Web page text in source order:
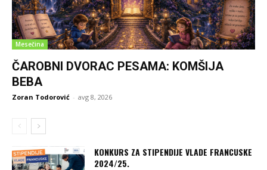
Mesečina
ČAROBNI DVORAC PESAMA: KOMŠIJA
BEBA
Zoran Todorović - avg 8, 2026
KONKURS ZA STIPENDIJE VLADE FRANCUSKE
2024/25.